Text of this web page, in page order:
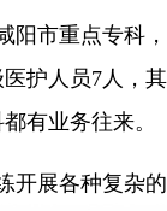
市重点专科
护人员7人，
有业务往来。
开展各种复杂